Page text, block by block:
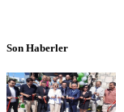
Son Haberler